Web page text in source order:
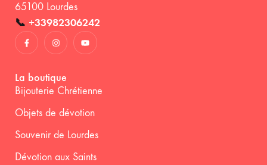
65100 Lourdes
📞 +33982306242
La boutique
Bijouterie Chrétienne
Objets de dévotion
Souvenir de Lourdes
Dévotion aux Saints